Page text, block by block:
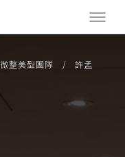
微整美型團隊
許孟